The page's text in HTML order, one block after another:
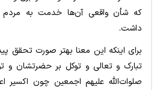
که شأن واقعی آن‌ها خدمت به مردم
داشت.
برای اینکه این معنا بهتر صورت تحقق
تبارک و تعالی و توکل بر حضرتشان و
صلوات‌الله ‌علیهم‌ اجمعین چون اکسیر